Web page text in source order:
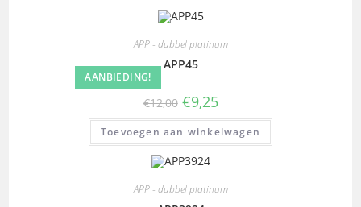
AANBIEDING!
APP - dubbel platinum
APP45
€12,00 €9,25
Toevoegen aan winkelwagen
APP - dubbel platinum